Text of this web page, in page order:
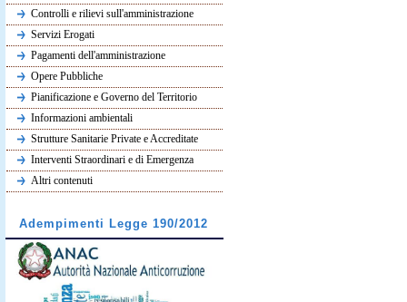
Controlli e rilievi sull'amministrazione
Servizi Erogati
Pagamenti dell'amministrazione
Opere Pubbliche
Pianificazione e Governo del Territorio
Informazioni ambientali
Strutture Sanitarie Private e Accreditate
Interventi Straordinari e di Emergenza
Altri contenuti
Adempimenti Legge 190/2012